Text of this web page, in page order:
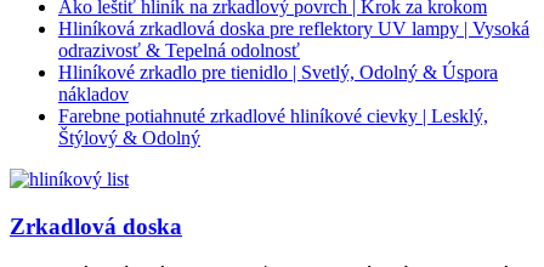
Ako leštiť hliník na zrkadlový povrch | Krok za krokom
Hliníková zrkadlová doska pre reflektory UV lampy | Vysoká
odrazivosť & Tepelná odolnosť
Hliníkové zrkadlo pre tienidlo | Svetlý, Odolný & Úspora
nákladov
Farebne potiahnuté zrkadlové hliníkové cievky | Lesklý,
Štýlový & Odolný
Zrkadlová doska